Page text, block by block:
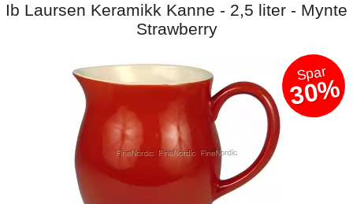
Ib Laursen Keramikk Kanne - 2,5 liter - Mynte
Strawberry
Spar
30%